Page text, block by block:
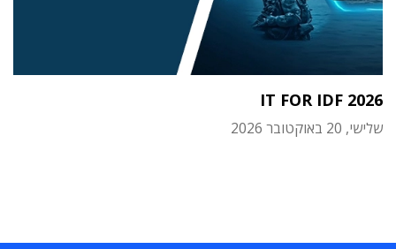
IT FOR IDF 2026
שלישי, 20 באוקטובר 2026